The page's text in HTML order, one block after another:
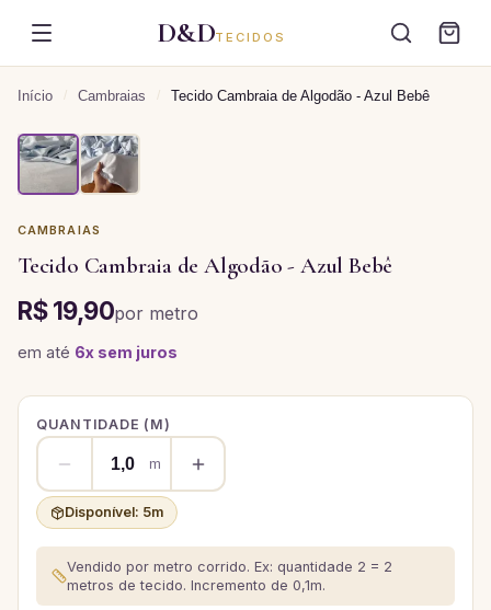
D&DTECIDOS
Início / Cambraias / Tecido Cambraia de Algodão - Azul Bebê
CAMBRAIAS
Tecido Cambraia de Algodão - Azul Bebê
R$ 19,90por metro
em até 6x sem juros
QUANTIDADE ( M)
m
Disponível: 5m
Vendido por metro corrido. Ex: quantidade 2 = 2
metros de tecido. Incremento de 0,1m.